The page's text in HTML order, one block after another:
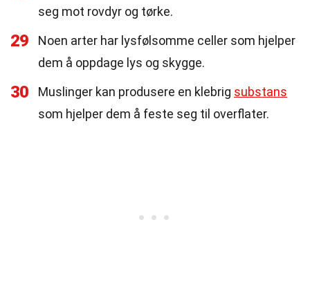
seg mot rovdyr og tørke.
29
Noen arter har lysfølsomme celler som hjelper
dem å oppdage lys og skygge.
30 Muslinger kan produsere en klebrig substans
som hjelper dem å feste seg til overflater.